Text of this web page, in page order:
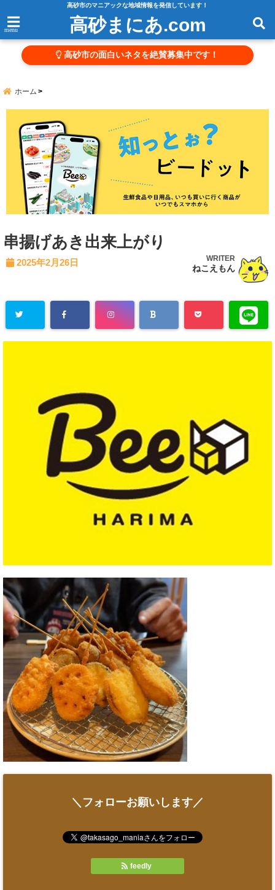
高砂市のマニアックな地域情報を発信しています！
menu 高砂まにあ.com
高砂市の面白いネタを絶賛募集中です！
ホーム
串揚げあき出来上がり
2025年2月26日 WRITER
ねこえもん
＼フォローお願いします／
feedly